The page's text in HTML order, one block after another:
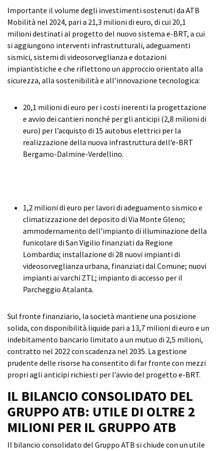
Importante il volume degli investimenti sostenuti da ATB
Mobilità nel 2024, pari a 21,3 milioni di euro, di cui 20,1
milioni destinati al progetto del nuovo sistema e-BRT, a cui
si aggiungono interventi infrastrutturali, adeguamenti
sismici, sistemi di videosorveglianza e dotazioni
impiantistiche e che riflettono un approccio orientato alla
sicurezza, alla sostenibilità e all’innovazione tecnologica:
20,1 milioni di euro per i costi inerenti la progettazione
e avvio dei cantieri nonché per gli anticipi (2,8 milioni di
euro) per l’acquisto di 15 autobus elettrici per la
realizzazione della nuova infrastruttura dell’e-BRT
Bergamo-Dalmine-Verdellino.
1,2 milioni di euro per lavori di adeguamento sismico e
climatizzazione del deposito di Via Monte Gleno;
ammodernamento dell’impianto di illuminazione della
funicolare di San Vigilio finanziati da Regione
Lombardia; installazione di 28 nuovi impianti di
videosorveglianza urbana, finanziati dal Comune; nuovi
impianti ai varchi ZTL; impianto di accesso per il
Parcheggio Atalanta.
Sul fronte finanziario, la società mantiene una posizione
solida, con disponibilità liquide pari a 13,7 milioni di euro e un
indebitamento bancario limitato a un mutuo di 2,5 milioni,
contratto nel 2022 con scadenza nel 2035. La gestione
prudente delle risorse ha consentito di far fronte con mezzi
propri agli anticipi richiesti per l’avvio del progetto e-BRT.
IL BILANCIO CONSOLIDATO DEL
GRUPPO ATB: UTILE DI OLTRE 2
MILIONI PER IL GRUPPO ATB
Il bilancio consolidato del Gruppo ATB si chiude con un utile